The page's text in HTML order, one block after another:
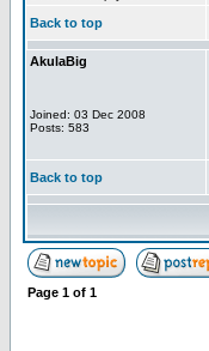
Back to top
AkulaBig
Joined: 03 Dec 2008
Posts: 583
Back to top
Page 1 of 1